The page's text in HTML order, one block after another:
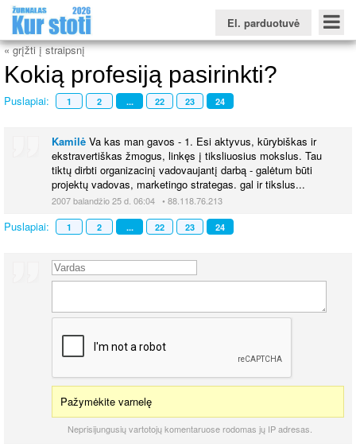
El. parduotuvė
Naujienos Svarbiausios datos Apie studijas užsienyje Testai
Universitetų sritis
Kolegijų sritis
Profesinių mokyklų sritis
« grįžti į straipsnį
Kokią profesiją pasirinkti?
Puslapiai: 1 2 ... 22 23 24
Kamilė Va kas man gavos - 1. Esi aktyvus, kūrybiškas ir
ekstravertiškas žmogus, linkęs į tiksliuosius mokslus. Tau
tiktų dirbti organizacinį vadovaujantį darbą - galėtum būti
projektų vadovas, marketingo strategas. gal ir tikslus...
2007 balandžio 25 d. 06:04 • 88.118.76.213
Puslapiai: 1 2 ... 22 23 24
Pažymėkite varnelę
Neprisijungusių vartotojų komentaruose rodomas jų IP adresas.